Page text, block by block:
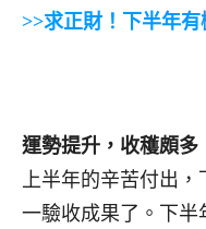
>>求正財！下半年有
運勢提升，收穫頗多
上半年的辛苦付出
一驗收成果了。下